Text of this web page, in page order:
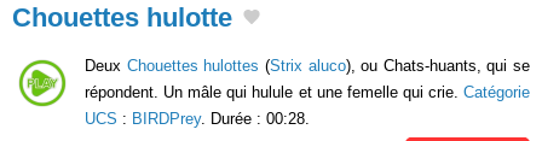
Chouettes hulotte
Deux Chouettes hulottes (Strix aluco), ou Chats-huants, qui se
répondent. Un mâle qui hulule et une femelle qui crie. Catégorie
UCS : BIRDPrey. Durée : 00:28.